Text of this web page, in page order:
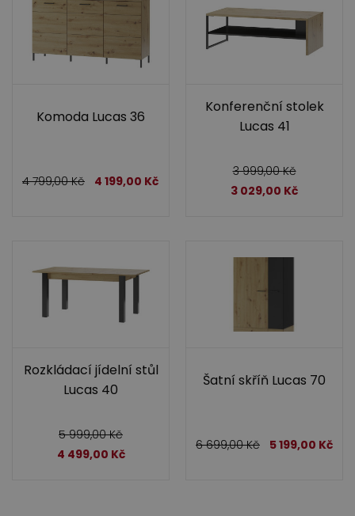
Komoda Lucas 36
4 799,00Kč 4 199,00 Kč
Konferenční stolek
Lucas 41
3 999,00Kč
3 029,00 Kč
Rozkládací jídelní stůl
Lucas 40
5 999,00Kč
4 499,00 Kč
Šatní skříň Lucas 70
6 699,00Kč 5 199,00 Kč